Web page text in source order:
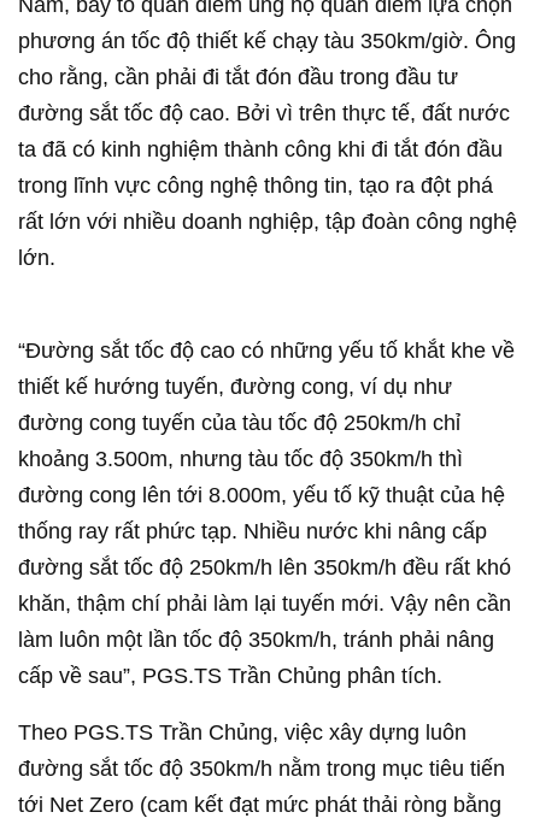
Nam, bày tỏ quan điểm ủng hộ quan điểm lựa chọn
phương án tốc độ thiết kế chạy tàu 350km/giờ. Ông
cho rằng, cần phải đi tắt đón đầu trong đầu tư
đường sắt tốc độ cao. Bởi vì trên thực tế, đất nước
ta đã có kinh nghiệm thành công khi đi tắt đón đầu
trong lĩnh vực công nghệ thông tin, tạo ra đột phá
rất lớn với nhiều doanh nghiệp, tập đoàn công nghệ
lớn.
“Đường sắt tốc độ cao có những yếu tố khắt khe về
thiết kế hướng tuyến, đường cong, ví dụ như
đường cong tuyến của tàu tốc độ 250km/h chỉ
khoảng 3.500m, nhưng tàu tốc độ 350km/h thì
đường cong lên tới 8.000m, yếu tố kỹ thuật của hệ
thống ray rất phức tạp. Nhiều nước khi nâng cấp
đường sắt tốc độ 250km/h lên 350km/h đều rất khó
khăn, thậm chí phải làm lại tuyến mới. Vậy nên cần
làm luôn một lần tốc độ 350km/h, tránh phải nâng
cấp về sau”, PGS.TS Trần Chủng phân tích.
Theo PGS.TS Trần Chủng, việc xây dựng luôn
đường sắt tốc độ 350km/h nằm trong mục tiêu tiến
tới Net Zero (cam kết đạt mức phát thải ròng bằng